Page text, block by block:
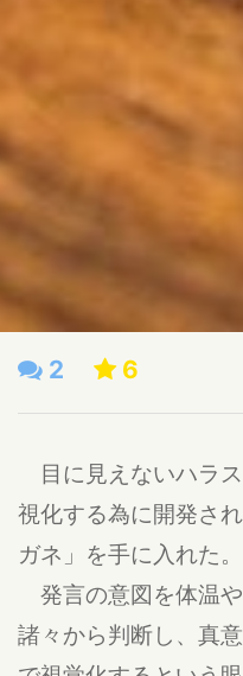
2 6
目に見えないハラ
視化する為に開発さ
ガネ」を手に入れた。
発言の意図を体温
諸々から判断し、真